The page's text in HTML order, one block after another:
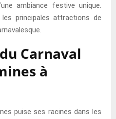
ambiance festive unique.
principales attractions de
Carnaval
à
puise ses racines dans les